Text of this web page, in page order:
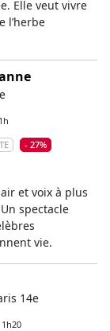
Elle veut vivre
l’herbe
1h
- 27%
et voix à plus
spectacle
vie.
14e
1h20